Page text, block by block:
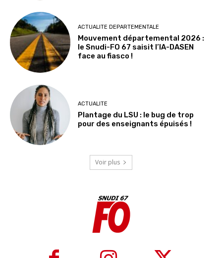
ACTUALITE DEPARTEMENTALE
Mouvement départemental 2026 :
le Snudi-FO 67 saisit l’IA-DASEN
face au fiasco !
ACTUALITE
Plantage du LSU : le bug de trop
pour des enseignants épuisés !
Voir plus